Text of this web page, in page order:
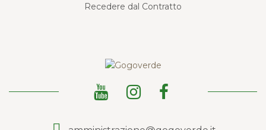
Recedere dal Contratto